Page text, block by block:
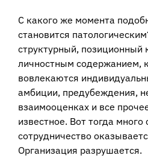
С какого же момента
становится
структурный,
личностным содержанием,
вовлекаются
амбиции, предубеждения,
взаимооценках и все
известное. Вот тогда много
сотрудничество
Организация разрушается.